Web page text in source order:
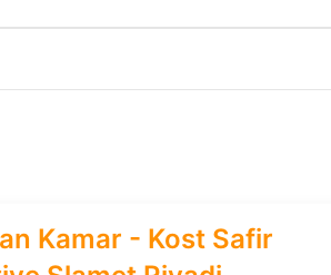
Kamar - Kost Safir